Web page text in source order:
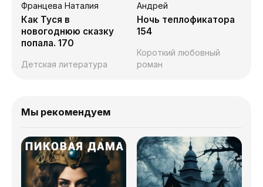
Францева Наталия
Как Туся в
новогоднюю сказку
попала. 170
Детская литература
Андрей
Ночь теплофикатора
154
Короткий любовный
роман
Мы рекомендуем